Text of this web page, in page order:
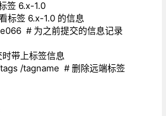
签 6.x-1.0
标签 6.x-1.0 的信息
# 为之前提交的信息记录
带上标签信息
/tagname # 删除远端标签